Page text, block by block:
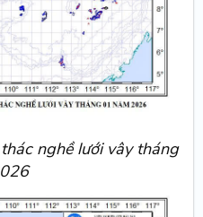
nghề lưới vây tháng